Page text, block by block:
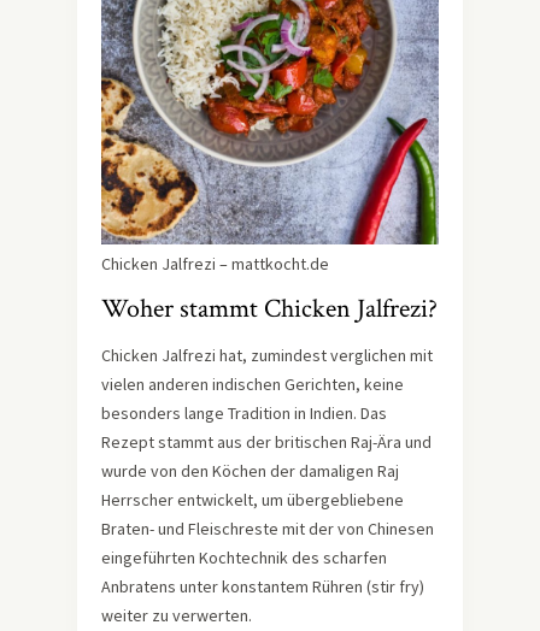
Chicken Jalfrezi – mattkocht.de
Woher stammt Chicken Jalfrezi?
Chicken Jalfrezi hat, zumindest verglichen mit
vielen anderen indischen Gerichten, keine
besonders lange Tradition in Indien. Das
Rezept stammt aus der britischen Raj-Ära und
wurde von den Köchen der damaligen Raj
Herrscher entwickelt, um übergebliebene
Braten- und Fleischreste mit der von Chinesen
eingeführten Kochtechnik des scharfen
Anbratens unter konstantem Rühren (stir fry)
weiter zu verwerten.